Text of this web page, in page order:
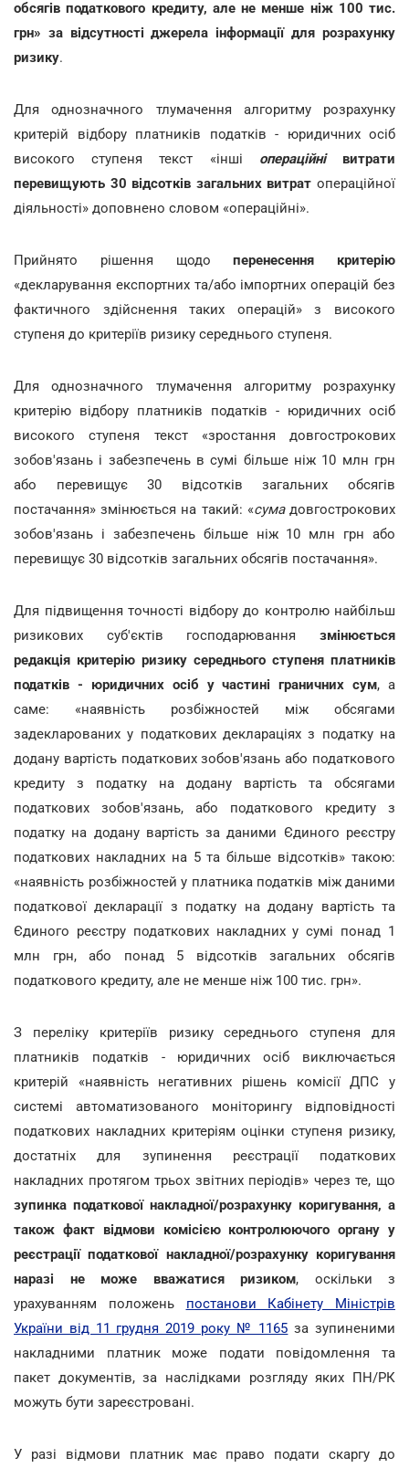
обсягів податкового кредиту, але не менше ніж 100 тис.
грн» за відсутності джерела інформації для розрахунку
ризику.
Для однозначного тлумачення алгоритму розрахунку
критерій відбору платників податків - юридичних осіб
високого ступеня текст «інші операційнівитрати
перевищують 30 відсотків загальних витрат операційної
діяльності» доповнено словом «операційні».
Прийнято рішення щодоперенесення критерію
«декларування експортних та/або імпортних операцій без
фактичного здійснення таких операцій» з високого
ступеня до критеріїв ризику середнього ступеня.
Для однозначного тлумачення алгоритму розрахунку
критерію відбору платників податків - юридичних осіб
високого ступеня текст «зростання довгострокових
зобов'язань і забезпечень в сумі більше ніж 10 млн грн
або перевищує 30 відсотків загальних обсягів
постачання» змінюється на такий: «сумадовгострокових
зобов'язань і забезпечень більше ніж 10 млн грн або
перевищує 30 відсотків загальних обсягів постачання».
Для підвищення точності відбору до контролю найбільш
ризикових суб'єктів господарювання змінюється
редакція критерію ризику середнього ступеня платників
податків - юридичних осіб у частині граничних сум, а
саме: «наявність розбіжностей між обсягами
задекларованих у податкових деклараціях з податку на
додану вартість податкових зобов'язань або податкового
кредиту з податку на додану вартість та обсягами
податкових зобов'язань, або податкового кредиту з
податку на додану вартість за даними Єдиного реєстру
податкових накладних на 5 та більше відсотків» такою:
«наявність розбіжностей у платника податків між даними
податкової декларації з податку на додану вартість та
Єдиного реєстру податкових накладних у сумі понад 1
млн грн, або понад 5 відсотків загальних обсягів
податкового кредиту, але не менше ніж 100 тис. грн».
З переліку критеріїв ризику середнього ступеня для
платників податків - юридичних осіб виключається
критерій «наявність негативних рішень комісії ДПС у
системі автоматизованого моніторингу відповідності
податкових накладних критеріям оцінки ступеня ризику,
достатніх для зупинення реєстрації податкових
накладних протягом трьох звітних періодів» через те, що
зупинка податкової накладної/розрахунку коригування, а
також факт відмови комісією контролюючого органу у
реєстрації податкової накладної/розрахунку коригування
наразі не може вважатися ризиком, оскільки з
урахуванням положень постанови Кабінету Міністрів
України від 11 грудня 2019 року № 1165 за зупиненими
накладними платник може подати повідомлення та
пакет документів, за наслідками розгляду яких ПН/РК
можуть бути зареєстровані.
У разі відмови платник має право подати скаргу до